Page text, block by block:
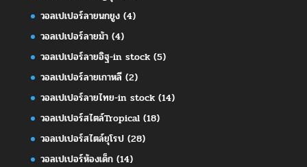
วอลเปเปอร์ลายนกยูง(4)
วอลเปเปอร์ลายม้า(4)
วอลเปเปอร์ลายอิฐ-in stock(5)
วอลเปเปอร์ลายเกาหลี(2)
วอลเปเปอร์ลายไทย-in stock(14)
วอลเปเปอร์สไตล์Tropical(18)
วอลเปเปอร์สไตล์ยุโรป(28)
วอลเปเปอร์ห้องเด็ก(14)